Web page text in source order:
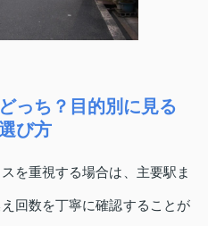
っち？目的別に見る
び方
を重視する場合は、主要駅ま
回数を丁寧に確認することが